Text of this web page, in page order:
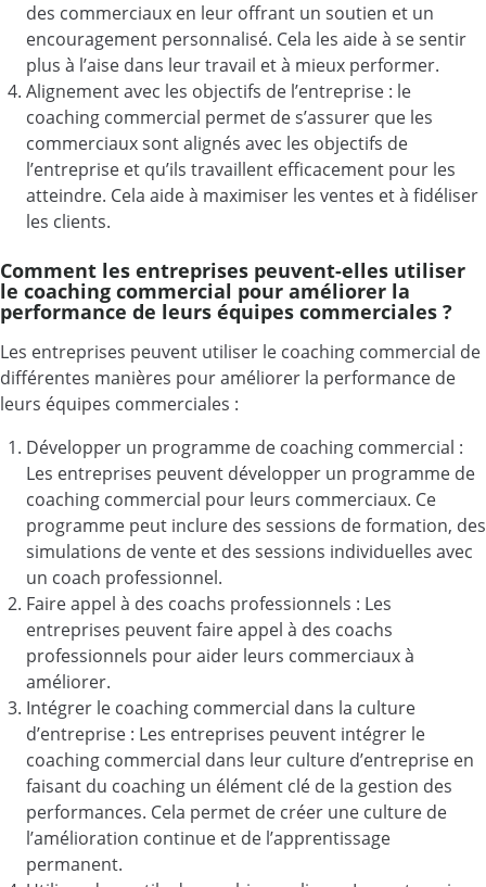
des commerciaux en leur offrant un soutien et un
encouragement personnalisé. Cela les aide à se sentir
plus à l’aise dans leur travail et à mieux performer.
Alignement avec les objectifs de l’entreprise : le
coaching commercial permet de s’assurer que les
commerciaux sont alignés avec les objectifs de
l’entreprise et qu’ils travaillent efficacement pour les
atteindre. Cela aide à maximiser les ventes et à fidéliser
les clients.
Comment les entreprises peuvent-elles utiliser
le coaching commercial pour améliorer la
performance de leurs équipes commerciales ?
Les entreprises peuvent utiliser le coaching commercial de
différentes manières pour améliorer la performance de
leurs équipes commerciales :
Développer un programme de coaching commercial :
Les entreprises peuvent développer un programme de
coaching commercial pour leurs commerciaux. Ce
programme peut inclure des sessions de formation, des
simulations de vente et des sessions individuelles avec
un coach professionnel.
Faire appel à des coachs professionnels : Les
entreprises peuvent faire appel à des coachs
professionnels pour aider leurs commerciaux à
améliorer.
Intégrer le coaching commercial dans la culture
d’entreprise : Les entreprises peuvent intégrer le
coaching commercial dans leur culture d’entreprise en
faisant du coaching un élément clé de la gestion des
performances. Cela permet de créer une culture de
l’amélioration continue et de l’apprentissage
permanent.